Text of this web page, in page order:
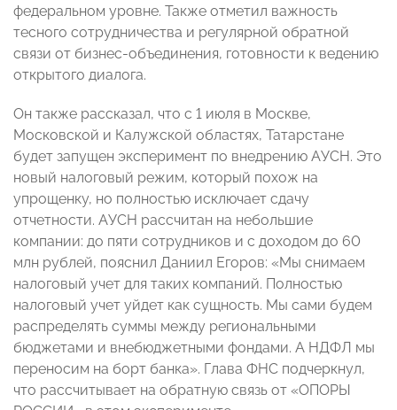
федеральном уровне. Также отметил важность
тесного сотрудничества и регулярной обратной
связи от бизнес-объединения, готовности к ведению
открытого диалога.
Он также рассказал, что с 1 июля в Москве,
Московской и Калужской областях, Татарстане
будет запущен эксперимент по внедрению АУСН. Это
новый налоговый режим, который похож на
упрощенку, но полностью исключает сдачу
отчетности. АУСН рассчитан на небольшие
компании: до пяти сотрудников и с доходом до 60
млн рублей, пояснил Даниил Егоров: «Мы снимаем
налоговый учет для таких компаний. Полностью
налоговый учет уйдет как сущность. Мы сами будем
распределять суммы между региональными
бюджетами и внебюджетными фондами. А НДФЛ мы
переносим на борт банка». Глава ФНС подчеркнул,
что рассчитывает на обратную связь от «ОПОРЫ